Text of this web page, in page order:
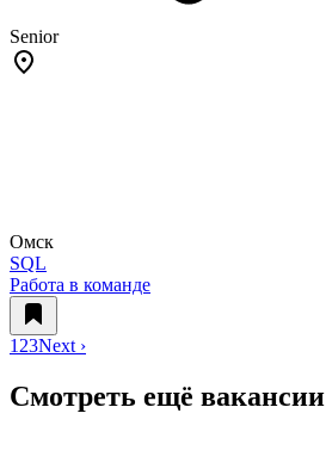
Senior
Омск
SQL
Работа в команде
1 23Next ›
Смотреть ещё вакансии